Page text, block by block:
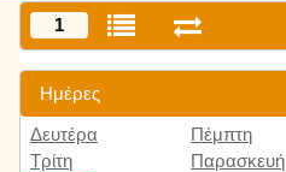
1
Ημέρες
Δευτέρα
Τρίτη
Πέμπτη
Παρασκευή